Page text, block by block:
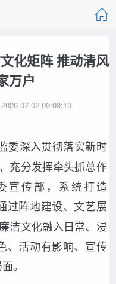
化矩阵 推动清风
万户
07-02 09:03:19
委深入贯彻落实新时
充分发挥牵头抓总作
宣传部，系统打造
过阵地建设、文艺展
洁文化融入日常、浸
、活动有影响、宣传
。